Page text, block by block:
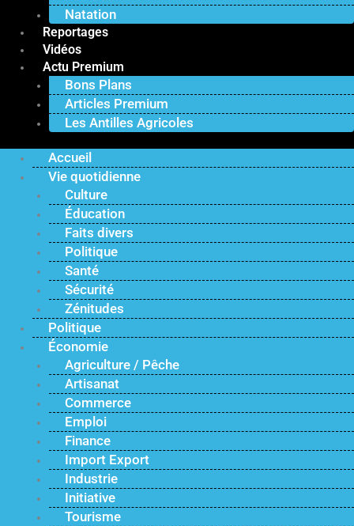
Natation
Reportages
Vidéos
Actu Premium
Bons Plans
Articles Premium
Les Antilles Agricoles
Accueil
Vie quotidienne
Culture
Éducation
Faits divers
Politique
Santé
Sécurité
Zénitudes
Politique
Économie
Agriculture / Pêche
Artisanat
Commerce
Emploi
Finance
Import Export
Industrie
Initiative
Tourisme